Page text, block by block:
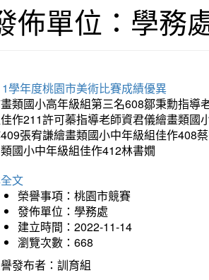
佈單位：學務
學年度桃園市美術比賽成績優異
類國小高年級組第三名608鄒秉勳指導
作211許可蓁指導老師資君儀繪畫類國
張宥謙繪畫類國小中年級組佳作408
國小中年級組佳作412林書嫺
文
榮譽事項：桃園市競賽
發佈單位：學務處
建立時間：2022-11-14
瀏覽次數：668
發布者：訓育組